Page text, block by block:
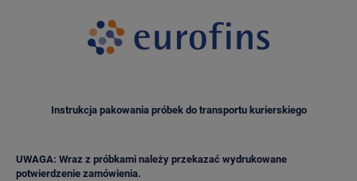
Instrukcja pakowania próbek do transportu kurierskiego
UWAGA: Wraz z próbkami należy przekazać wydrukowane
potwierdzenie zamówienia.